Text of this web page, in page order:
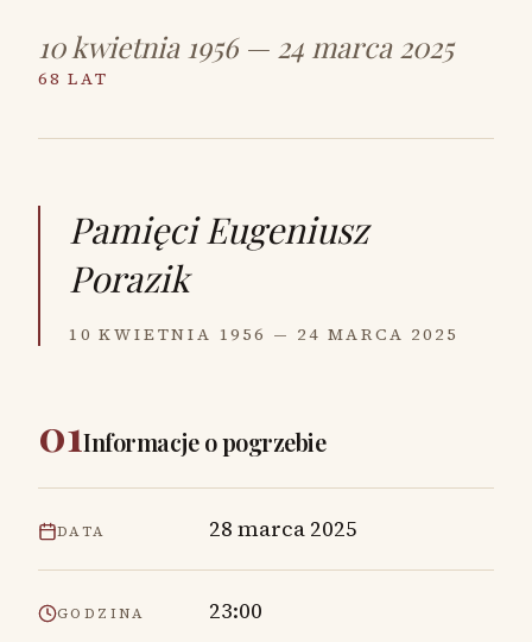
10 kwietnia 1956 — 24 marca 2025
68 LAT
Pamięci Eugeniusz
Porazik
10 KWIETNIA 1956 — 24 MARCA 2025
01Informacje o pogrzebie
DATA 28 marca 2025
GODZINA 23:00